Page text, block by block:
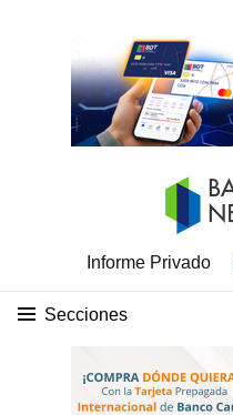
Informe Privado
Secciones